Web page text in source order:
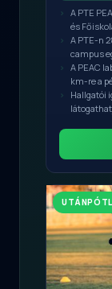
A PTE
és
A PTE-n
campus
A PEAC
km-re a
Hallgatói